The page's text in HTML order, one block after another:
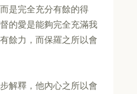
是完全充分有餘的得
的愛是能夠完全充滿我
餘力，而保羅之所以會
解釋，他內心之所以會